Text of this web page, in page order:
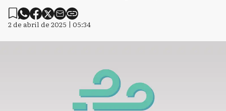
2 de abril de 2025 | 05:34